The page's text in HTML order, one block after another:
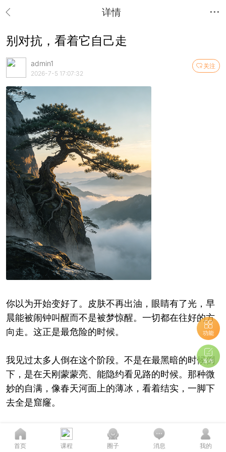
详情
别对抗，看着它自己走
关注
admin1
2026-7-5 17:07:32
你以为开始变好了。皮肤不再出油，眼睛有了光，早
晨能被闹钟叫醒而不是被梦惊醒。一切都在往好的方
向走。这正是最危险的时候。
我见过太多人倒在这个阶段。不是在最黑暗的时候倒
下，是在天刚蒙蒙亮、能隐约看见路的时候。那种微
妙的自满，像春天河面上的薄冰，看着结实，一脚下
去全是窟窿。
隔壁老张就是这样。他坚持了四十多天，人瘦了八
斤，脸上的暗疮消了大半，同事都说他像换了个人。
您的态度至关重要...
功能
发布
首页 课程 圈子 消息 我的